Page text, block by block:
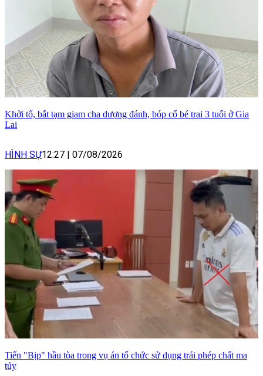
Khởi tố, bắt tạm giam cha dượng đánh, bóp cổ bé trai 3 tuổi ở Gia
Lai
HÌNH SỰ12:27 07/08/2026
Tiến "Bịp" hầu tòa trong vụ án tổ chức sử dụng trái phép chất ma
túy